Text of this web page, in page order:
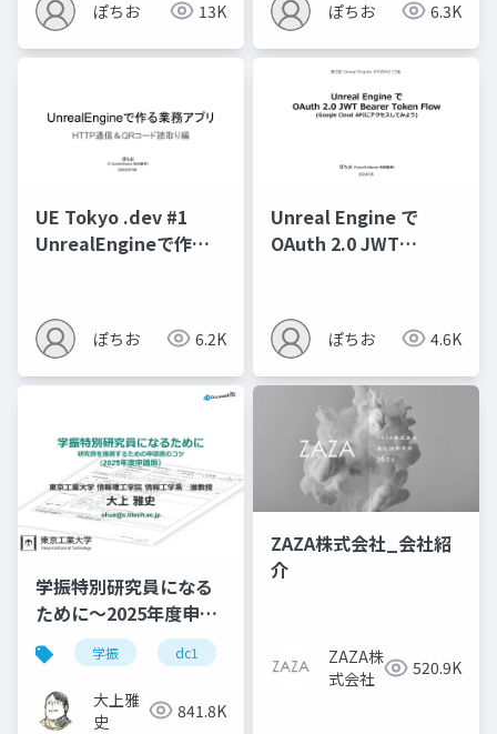
ぽちお 13K ぽちお 6.3K
UE Tokyo .dev #1
UnrealEngineで作る
ぽちお 6.2K
Unreal Engine で
OAuth 2.0 JWT
アクセスしてみよう)
ぽちお 4.6K
学振特別研究員になる
ために～2025年度申請
版
学振 dc1 jsps
大上雅
史
841.8K
ZAZA株式会社_会社紹
介
ZAZA株
式会社
520.9K